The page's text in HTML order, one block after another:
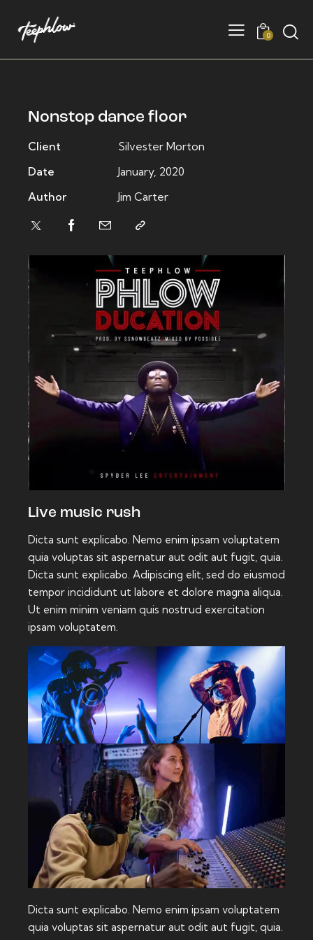
0
Nonstop dance floor
Client
Silvester Morton
Date
January, 2020
Author
Jim Carter
Live music rush
Dicta sunt explicabo. Nemo enim ipsam voluptatem
quia voluptas sit aspernatur aut odit aut fugit, quia.
Dicta sunt explicabo. Adipiscing elit, sed do eiusmod
tempor incididunt ut labore et dolore magna aliqua.
Ut enim minim veniam quis nostrud exercitation
ipsam voluptatem.
Dicta sunt explicabo. Nemo enim ipsam voluptatem
quia voluptas sit aspernatur aut odit aut fugit, quia.